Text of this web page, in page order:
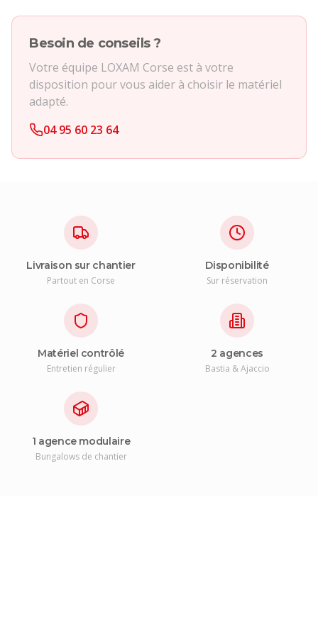
Besoin de conseils ?
Votre équipe LOXAM Corse est à votre
disposition pour vous aider à choisir le matériel
adapté.
04 95 60 23 64
Livraison sur chantier
Partout en Corse
Disponibilité
Sur réservation
Matériel contrôlé
Entretien régulier
2 agences
Bastia & Ajaccio
1 agence modulaire
Bungalows de chantier